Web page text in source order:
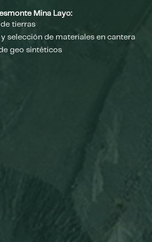
Mina Layo:
tierras
selección de materiales en cantera
geo sintéticos